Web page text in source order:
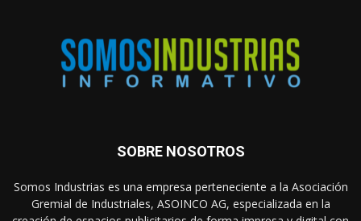
SOBRE NOSOTROS
Somos Industrias es una empresa perteneciente a la Asociación
Gremial de Industriales, ASOINCO AG, especializada en la